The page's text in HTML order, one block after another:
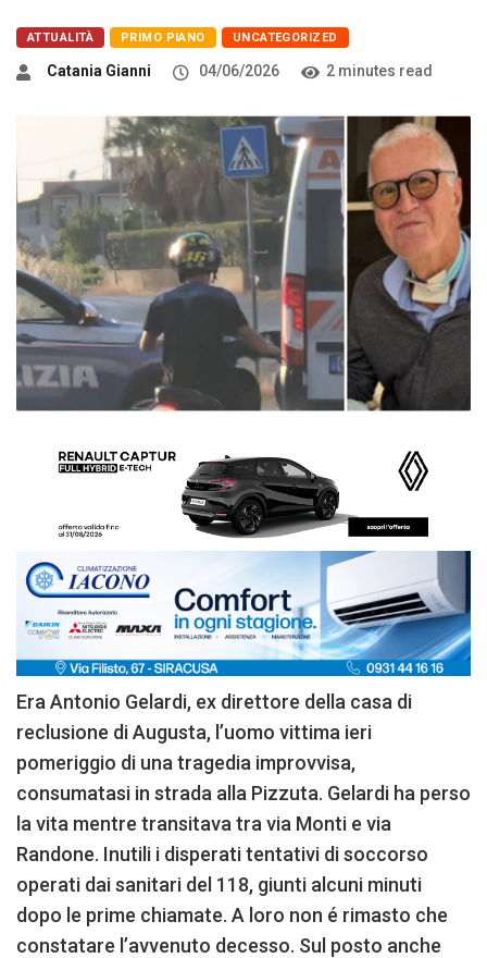
ATTUALITÀ PRIMO PIANO UNCATEGORIZED
Catania Gianni 04/06/2026 2 minutes read
Era Antonio Gelardi, ex direttore della casa di
reclusione di Augusta, l’uomo vittima ieri
pomeriggio di una tragedia improvvisa,
consumatasi in strada alla Pizzuta. Gelardi ha perso
la vita mentre transitava tra via Monti e via
Randone. Inutili i disperati tentativi di soccorso
operati dai sanitari del 118, giunti alcuni minuti
dopo le prime chiamate. A loro non é rimasto che
constatare l’avvenuto decesso. Sul posto anche